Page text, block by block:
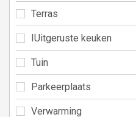
Terras
IUitgeruste keuken
Tuin
Parkeerplaats
Verwarming